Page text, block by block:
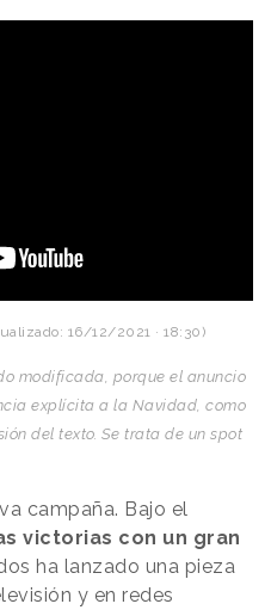
16/12/2021 · 18:30)
modificada, porque el anuncio
explícita a la Navidad, como
del texto. Se trata de un spot
campaña. Bajo el
victorias con un gran
ha lanzado una pieza
y en redes